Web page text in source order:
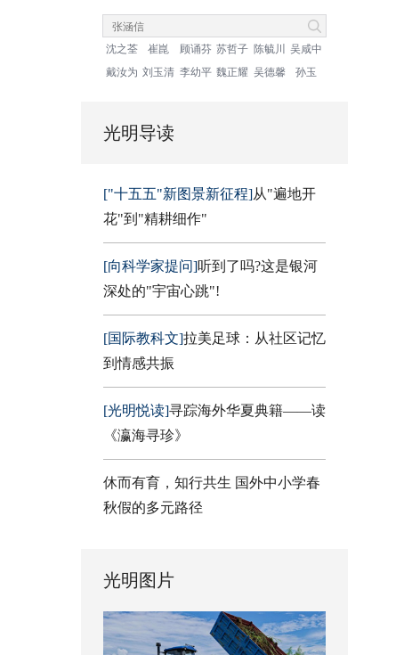
沈之荃 崔崑 顾诵芬 苏哲子 陈毓川
吴咸中
戴汝为 刘玉清 李幼平 魏正耀 吴德馨 孙玉
光明导读
["十五五"新图景新征程]从"遍地开
花"到"精耕细作"
[向科学家提问]听到了吗?这是银河
深处的"宇宙心跳"!
[国际教科文]拉美足球：从社区记忆
到情感共振
[光明悦读]寻踪海外华夏典籍——读
《瀛海寻珍》
休而有育，知行共生 国外中小学春
秋假的多元路径
光明图片